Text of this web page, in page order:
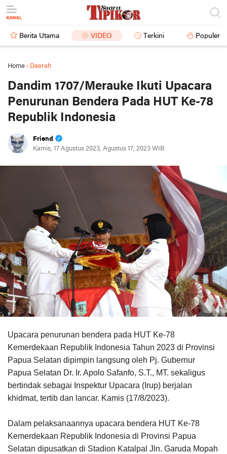
Berita Utama VIDEO Terkini Populer
Home › Daerah
Dandim 1707/Merauke Ikuti Upacara
Penurunan Bendera Pada HUT Ke-78
Republik Indonesia
Friend
Kamis, 17 Agustus 2023, Agustus 17, 2023 WIB
Upacara penurunan bendera pada HUT Ke-78
Kemerdekaan Republik Indonesia Tahun 2023 di Provinsi
Papua Selatan dipimpin langsung oleh Pj. Gubernur
Papua Selatan Dr. Ir. Apolo Safanfo, S.T., MT. sekaligus
bertindak sebagai Inspektur Upacara (Irup) berjalan
khidmat, tertib dan lancar. Kamis (17/8/2023).
Dalam pelaksanaannya upacara bendera HUT Ke-78
Kemerdekaan Republik Indonesia di Provinsi Papua
Selatan dipusatkan di Stadion Katalpal Jln. Garuda Mopah